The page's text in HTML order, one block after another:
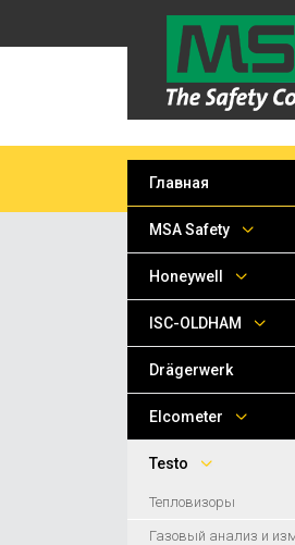
Главная
MSA Safety
Honeywell
ISC-OLDHAM
Drägerwerk
Elcometer
Testo
Тепловизоры
Газовый анализ и